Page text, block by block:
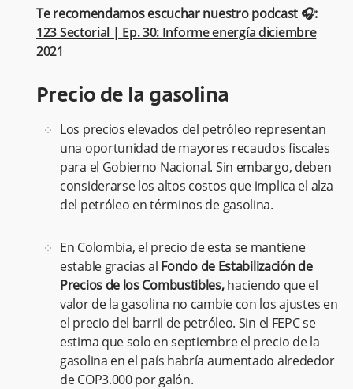
Te recomendamos escuchar nuestro podcast 🎧:
123 Sectorial | Ep. 30: Informe energía diciembre
2021
Precio de la gasolina
Los precios elevados del petróleo representan
una oportunidad de mayores recaudos fiscales
para el Gobierno Nacional. Sin embargo, deben
considerarse los altos costos que implica el alza
del petróleo en términos de gasolina.
En Colombia, el precio de esta se mantiene
estable gracias al Fondo de Estabilización de
Precios de los Combustibles,haciendo que el
valor de la gasolina no cambie con los ajustes en
el precio del barril de petróleo. Sin el FEPC se
estima que solo en septiembre el precio de la
gasolina en el país habría aumentado alrededor
de COP3.000 por galón.